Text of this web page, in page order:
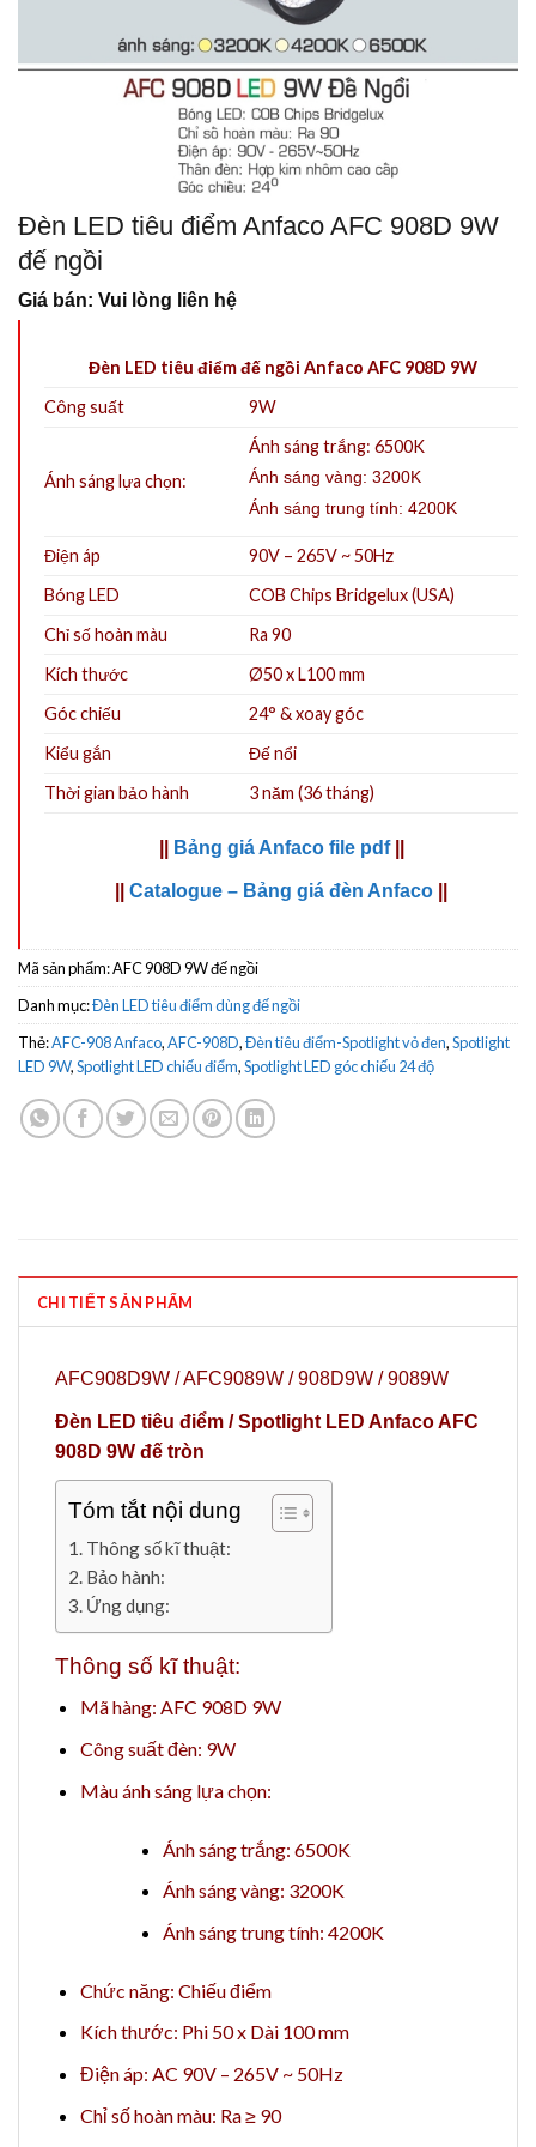
Đèn LED tiêu điểm Anfaco AFC 908D 9W
đế ngồi
Giá bán: Vui lòng liên hệ
Đèn LED tiêu điểm đế ngồi Anfaco AFC 908D 9W
Công suất
9W
Ánh sáng lựa chọn:
Ánh sáng trắng: 6500K
Ánh sáng vàng: 3200K
Ánh sáng trung tính: 4200K
Điện áp
90V – 265V ~ 50Hz
Bóng LED
COB Chips Bridgelux (USA)
Chỉ số hoàn màu
Ra 90
Kích thước
Ø50 x L100mm
Góc chiếu
24° & xoay góc
Kiểu gắn
Đế nổi
Thời gian bảo hành
3 năm (36 tháng)
Bảng giá Anfaco file pdf
Catalogue – Bảng giá đèn Anfaco
Mã sản phẩm:AFC 908D 9W đế ngồi
Danh mục:Đèn LED tiêu điểm dùng đế ngồi
Thẻ:AFC-908 Anfaco,AFC-908D,Đèn tiêu điểm-Spotlight vỏ đen,Spotlight
LED 9W,Spotlight LED chiếu điểm,Spotlight LED góc chiếu 24 độ
CHI TIẾT SẢN PHẨM
AFC908D9W / AFC9089W / 908D9W / 9089W
Đèn LED tiêu điểm / Spotlight LED Anfaco AFC
908D 9W đế tròn
Tóm tắt nội dung
Thông số kĩ thuật:
Bảo hành:
Ứng dụng:
Thông số kĩ thuật:
Mã hàng: AFC 908D 9W
Công suất đèn: 9W
Màu ánh sáng lựa chọn:
Ánh sáng trắng: 6500K
Ánh sáng vàng: 3200K
Ánh sáng trung tính: 4200K
Chức năng: Chiếu điểm
Kích thước: Phi 50 x Dài 100 mm
Điện áp: AC 90V – 265V ~ 50Hz
Chỉ số hoàn màu: Ra ≥ 90